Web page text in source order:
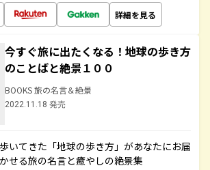
詳細を見る
今すぐ旅に出たくなる！地球の歩き方
のことばと絶景１００
BOOKS 旅の名言＆絶景
2022.11.18 発売
いてきた「地球の歩き方」があなたにお届
せる旅の名言と癒やしの絶景集